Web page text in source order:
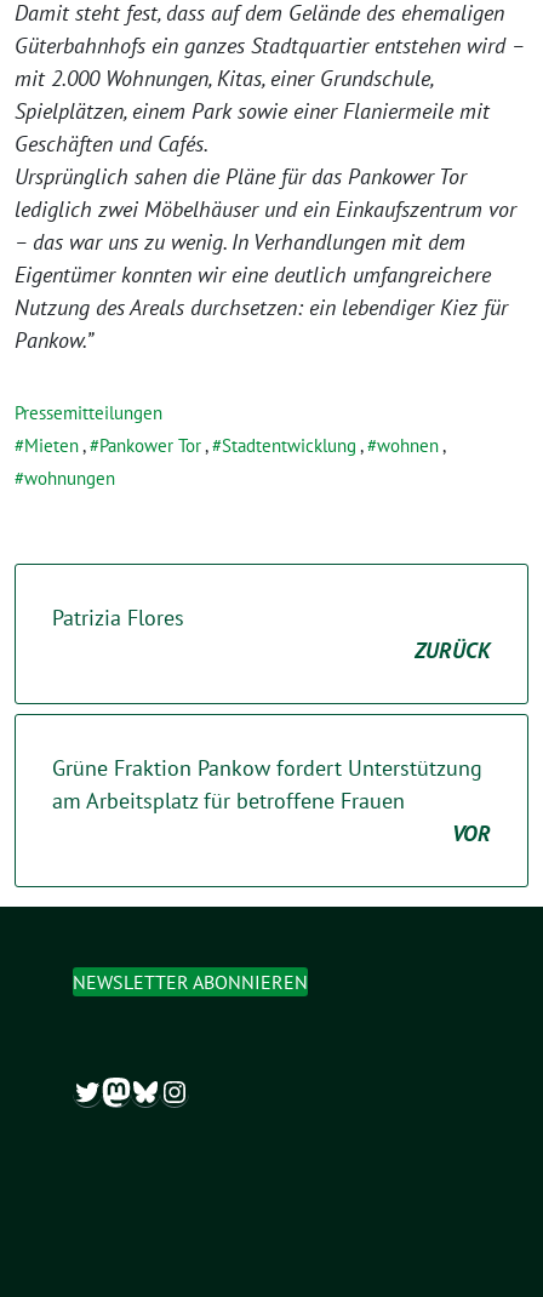
Damit steht fest, dass auf dem Gelände des ehemaligen
Güterbahnhofs ein ganzes Stadtquartier entstehen wird –
mit 2.000 Wohnungen, Kitas, einer Grundschule,
Spielplätzen, einem Park sowie einer Flaniermeile mit
Geschäften und Cafés.
Ursprünglich sahen die Pläne für das Pankower Tor
lediglich zwei Möbelhäuser und ein Einkaufszentrum vor
– das war uns zu wenig. In Verhandlungen mit dem
Eigentümer konnten wir eine deutlich umfangreichere
Nutzung des Areals durchsetzen: ein lebendiger Kiez für
Pankow.”
Pressemitteilungen
Mieten, Pankower Tor, Stadtentwicklung , wohnen,
wohnungen
Patrizia Flores
ZURÜCK
Grüne Fraktion Pankow fordert Unterstützung
am Arbeitsplatz für betroffene Frauen
VOR
NEWSLETTER ABONNIEREN
Twitter
Mastodon
Bluesky
Instagram